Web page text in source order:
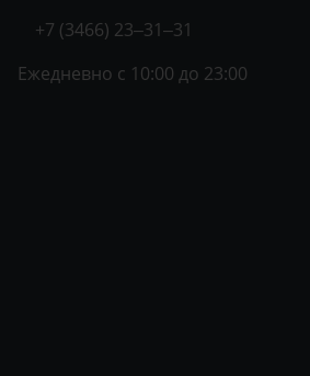
+7 (3466) 23‒31‒31
Ежедневно с 10:00 до 23:00